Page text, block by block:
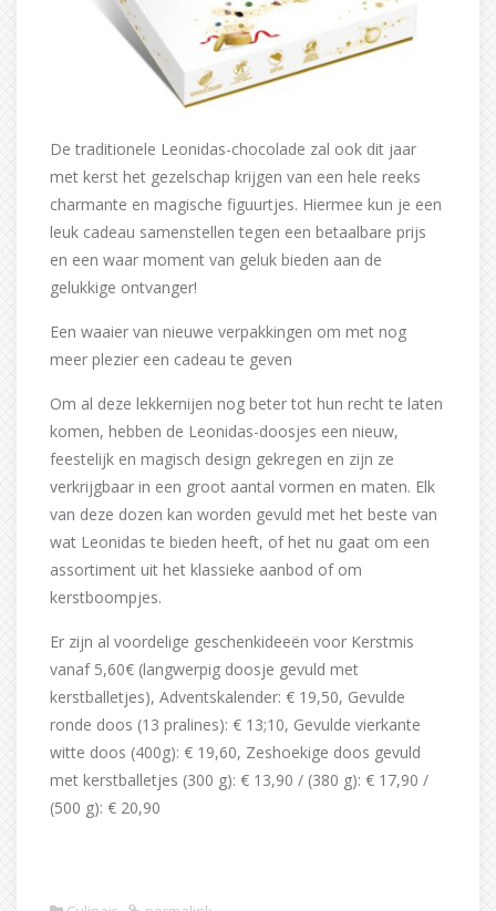
De traditionele Leonidas-chocolade zal ook dit jaar
met kerst het gezelschap krijgen van een hele reeks
charmante en magische figuurtjes. Hiermee kun je een
leuk cadeau samenstellen tegen een betaalbare prijs
en een waar moment van geluk bieden aan de
gelukkige ontvanger!
Een waaier van nieuwe verpakkingen om met nog
meer plezier een cadeau te geven
Om al deze lekkernijen nog beter tot hun recht te laten
komen, hebben de Leonidas-doosjes een nieuw,
feestelijk en magisch design gekregen en zijn ze
verkrijgbaar in een groot aantal vormen en maten. Elk
van deze dozen kan worden gevuld met het beste van
wat Leonidas te bieden heeft, of het nu gaat om een
assortiment uit het klassieke aanbod of om
kerstboompjes.
Er zijn al voordelige geschenkideeën voor Kerstmis
vanaf 5,60€ (langwerpig doosje gevuld met
kerstballetjes), Adventskalender: € 19,50, Gevulde
ronde doos (13 pralines): € 13;10, Gevulde vierkante
witte doos (400g): € 19,60, Zeshoekige doos gevuld
met kerstballetjes (300 g): € 13,90 / (380 g): € 17,90 /
(500 g): € 20,90